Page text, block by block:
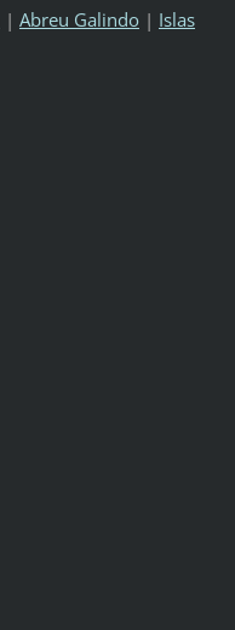
| Abreu Galindo | Islas